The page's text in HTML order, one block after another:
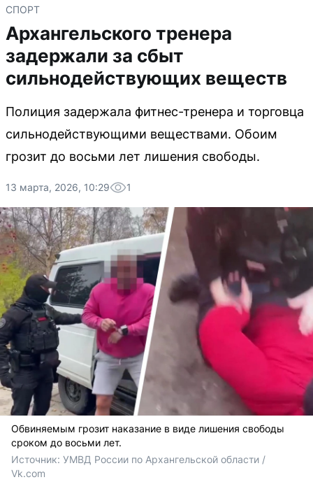
СПОРТ
Архангельского тренера
задержали за сбыт
сильнодействующих веществ
Полиция задержала фитнес-тренера и торговца
сильнодействующими веществами. Обоим
грозит до восьми лет лишения свободы.
13 марта, 2026, 10:29 1
Обвиняемым грозит наказание в виде лишения свободы
сроком до восьми лет.
Источник: УМВД России по Архангельской области /
Vk.com